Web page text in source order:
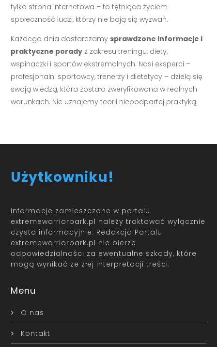
tylko strona internetowa – to tętniąca życiem
społeczność ludzi, którzy nie boją się wyzwań.
Każdego dnia dostarczamy sprawdzone informacje i
praktyczne porady z zakresu treningu, diety,
wspinaczki i sportów ekstremalnych. Nasi eksperci –
profesjonalni sportowcy, trenerzy i dietetycy – dzielą się
swoją wiedzą, która została zweryfikowana w realnych
warunkach. Nie uznajemy teorii niepodpartej praktyką.
Użytkowniku!
Informacje zamieszczone w portalu
extremewarriorpark.pl należy traktować wyłącznie
czysto informacyjnie. Redakcja Portalu
extremewarriorpark.pl nie bierze
odpowiedzialności za ewentualne szkody, które
mogą wynikać ze złej interpretacji treści.
Menu
O nas
Kontakt